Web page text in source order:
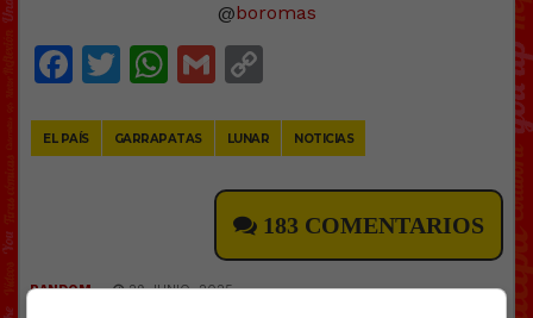
@boromas
Facebook
Twitter
WhatsApp
Gmail
EL PAÍS GARRAPATAS LUNAR NOTICIAS
183 COMENTARIOS
RANDOM 29 JUNIO, 2025